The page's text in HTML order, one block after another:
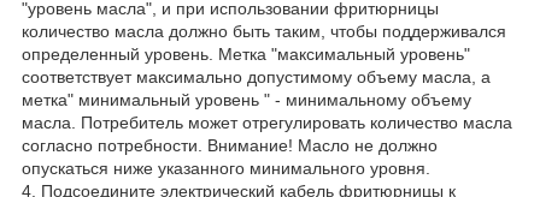
"уровень масла", и при использовании фритюрницы
количество масла должно быть таким, чтобы поддерживался
определенный уровень. Метка "максимальный уровень"
соответствует максимально допустимому объему масла, а
метка" минимальный уровень " - минимальному объему
масла. Потребитель может отрегулировать количество масла
согласно потребности. Внимание! Масло не должно
опускаться ниже указанного минимального уровня.
4. Подсоедините электрический кабель фритюрницы к